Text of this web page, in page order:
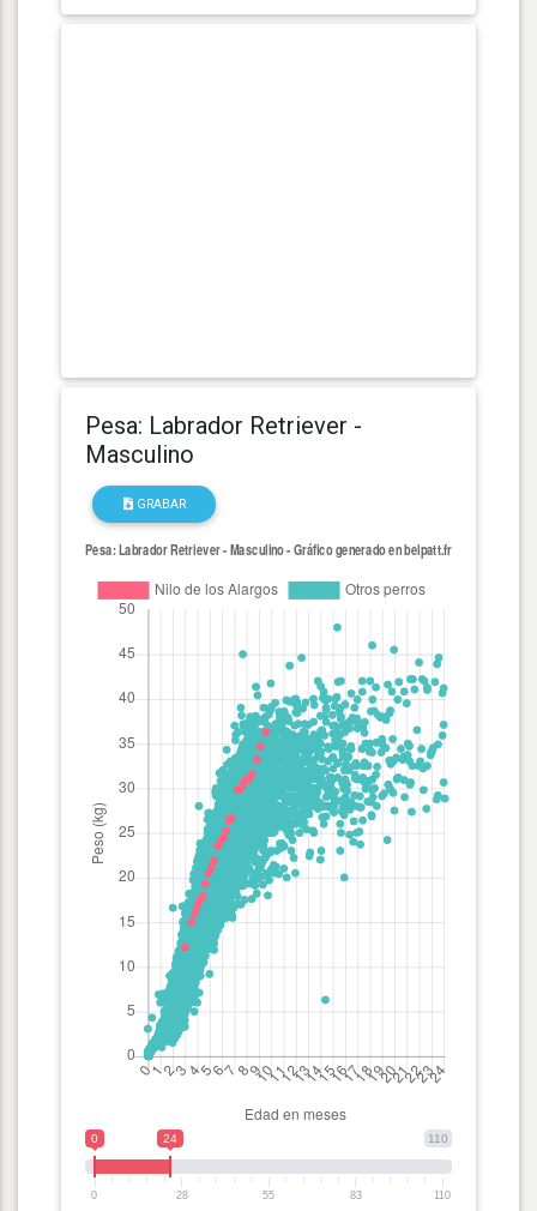
Pesa: Labrador Retriever -
Masculino
GRABAR
110
0 24
0 28 55 83 110